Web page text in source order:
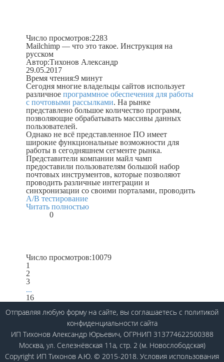
Число просмотров:2283
Mailchimp — что это такое. Инструкция на
русском
Автор:Тихонов Александр
29.05.2017
Время чтения:9 минут
Сегодня многие владельцы сайтов использует
различноепрограммное обеспечения для работы
с почтовыми рассылками. На рынке
представлено большое количество программ,
позволяющие обрабатывать массивы данных
пользователей.
Однако не всё представленное ПО имеет
широкие функциональные возможности для
работы в сегодняшнем сегменте рынка.
Представители компании майл чамп
предоставили пользователям большой набор
почтовых инструментов, которые позволяют
проводить различные интеграции и
синхронизации со своими порталами, проводить
A/B тестирование
Читать полностью
0
Число просмотров:10079
1
2
3
...
16
Отправляя любую форму на сайте, вы соглашаетесь с политикой
конфиденциальностисайта
ИП Тихонов Александр Юрьевич, ОГРНИП 313774622500388
Москва, ул. Селезнёвская 11а, стр. 2 (м. Новослободская)
Copyright ИП Тихонов А.Ю. © 2015-2018. Условия использования